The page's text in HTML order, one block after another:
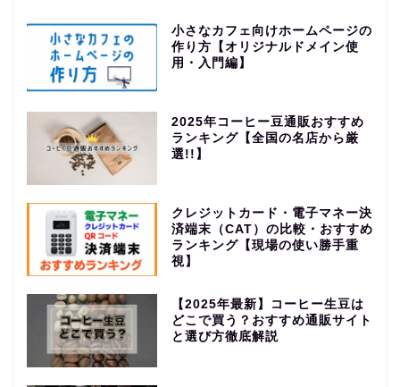
小さなカフェ向けホームページの
作り方【オリジナルドメイン使
用・入門編】
2025年コーヒー豆通販おすすめ
ランキング【全国の名店から厳
選!!】
クレジットカード・電子マネー決
済端末（CAT）の比較・おすすめ
ランキング【現場の使い勝手重
視】
【2025年最新】コーヒー生豆は
どこで買う？おすすめ通販サイト
と選び方徹底解説